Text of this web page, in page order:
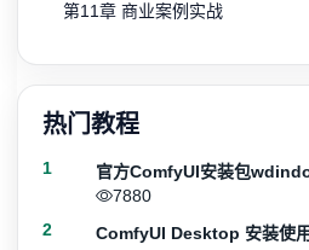
第11章 商业案例实战
热门教程
1
官方ComfyUI安装包
7880
2
ComfyUI Desktop 安装使